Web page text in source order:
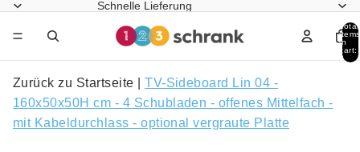
Schnelle Lieferung
Total
items
in
cart:
0
Zurück zu Startseite |TV-Sideboard Lin 04 -
160x50x50H cm - 4 Schubladen - offenes Mittelfach -
mit Kabeldurchlass - optional vergraute Platte